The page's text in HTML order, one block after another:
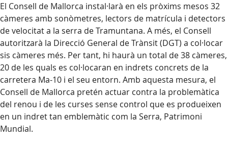
El Consell de Mallorca instal·larà en els pròxims mesos 32
càmeres amb sonòmetres, lectors de matrícula i detectors
de velocitat a la serra de Tramuntana. A més, el Consell
autoritzarà la Direcció General de Trànsit (DGT) a col·locar
sis càmeres més. Per tant, hi haurà un total de 38 càmeres,
20 de les quals es col·locaran en indrets concrets de la
carretera Ma-10 i el seu entorn. Amb aquesta mesura, el
Consell de Mallorca pretén actuar contra la problemàtica
del renou i de les curses sense control que es produeixen
en un indret tan emblemàtic com la Serra, Patrimoni
Mundial.